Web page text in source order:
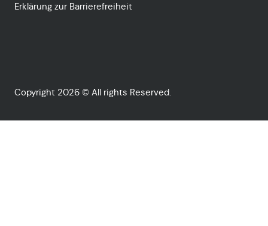
Erklärung zur Barrierefreiheit
Copyright 2026 © All rights Reserved.